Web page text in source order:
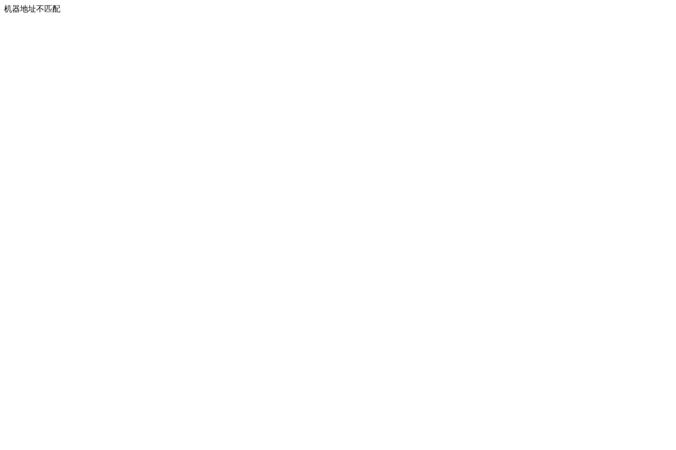
机器地址不匹配